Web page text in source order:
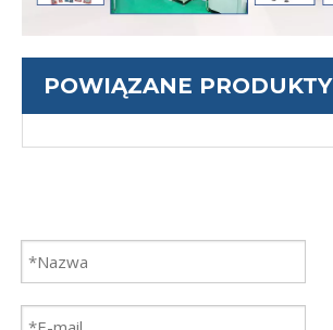
POWIĄZANE PRODUKTY